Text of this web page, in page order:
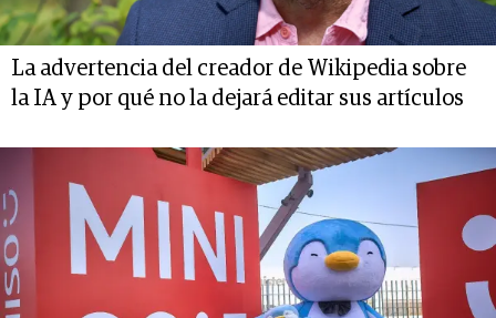
La advertencia del creador de Wikipedia sobre
la IA y por qué no la dejará editar sus artículos